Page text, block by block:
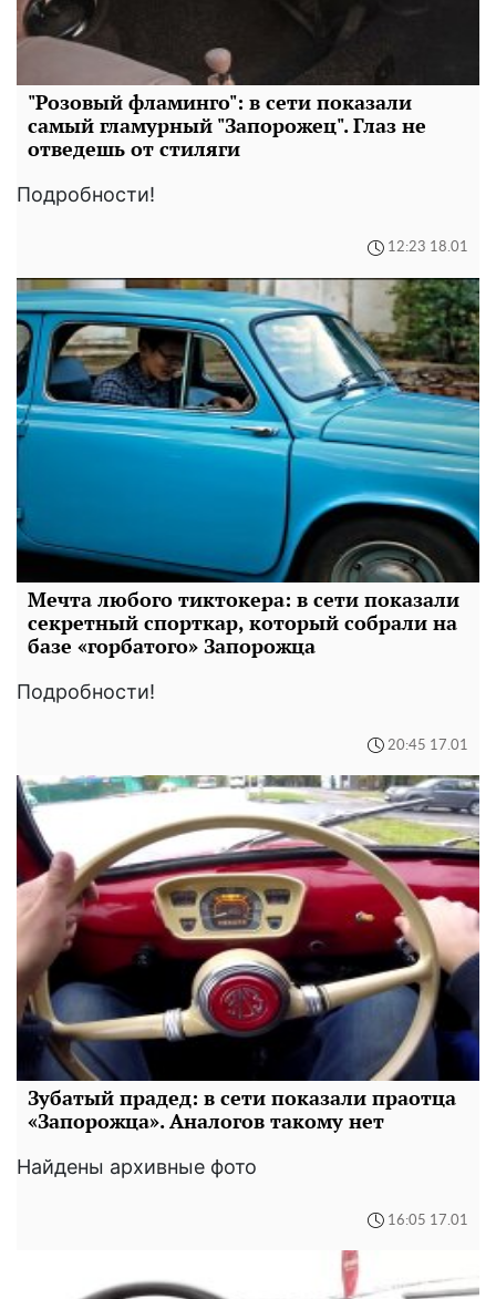
"Розовый фламинго": в сети показали
самый гламурный "Запорожец". Глаз не
отведешь от стиляги
Подробности!
12:23 18.01
Мечта любого тиктокера: в сети показали
секретный спорткар, который собрали на
базе «горбатого» Запорожца
Подробности!
20:45 17.01
Зубатый прадед: в сети показали праотца
«Запорожца». Аналогов такому нет
Найдены архивные фото
16:05 17.01